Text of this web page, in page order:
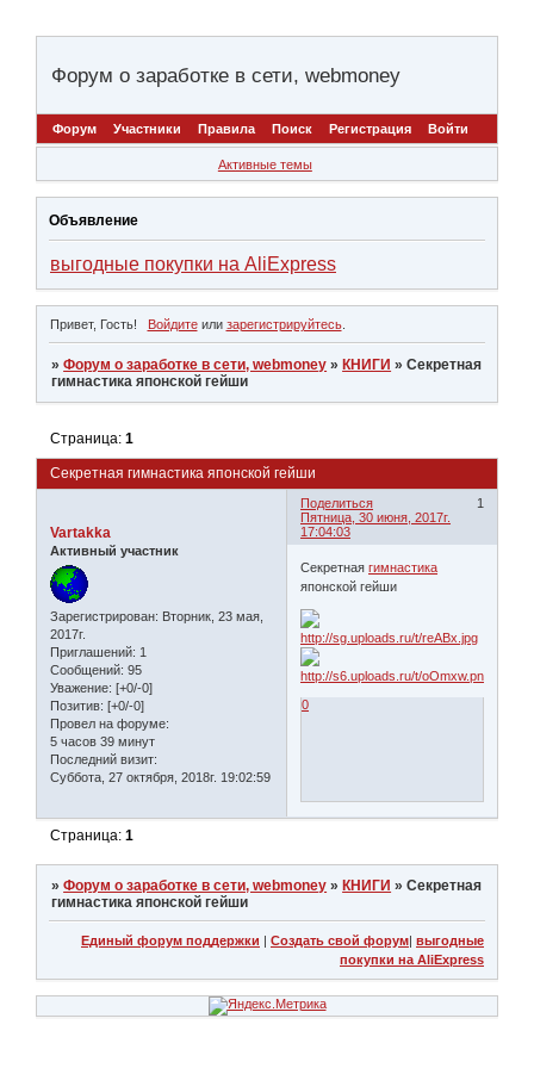
Форум о заработке в сети, webmoney
Форум Участники Правила Поиск Регистрация Войти
Активные темы
Объявление
выгодные покупки на AliExpress
Привет, Гость! Войдитеили зарегистрируйтесь.
»Форум о заработке в сети, webmoney » КНИГИ »Секретная
гимнастика японской гейши
Секретная гимнастика японской гейши
Страница:1
Поделиться
1
Пятница, 30 июня, 2017г.
17:04:03
Vartakka
Активный участник
Зарегистрирован: Вторник, 23 мая,
2017г.
Приглашений: 1
Сообщений: 95
Уважение: [+0/-0]
Позитив: [+0/-0]
Провел на форуме:
5 часов 39 минут
Последний визит:
Суббота, 27 октября, 2018г. 19:02:59
Секретнаягимнастика
японской гейши
0
Страница:1
»Форум о заработке в сети, webmoney » КНИГИ »Секретная
гимнастика японской гейши
Единый форум поддержки | Создать свой форум| выгодные
покупки на AliExpress